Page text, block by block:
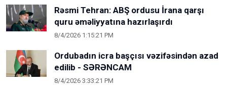
Rəsmi Tehran: ABŞ ordusu İrana qarşı
quru əməliyyatına hazırlaşırdı
8/4/2026 1:15:21 PM
Ordubadın icra başçısı vəzifəsindən azad
edilib - SƏRƏNCAM
8/4/2026 3:33:21 PM